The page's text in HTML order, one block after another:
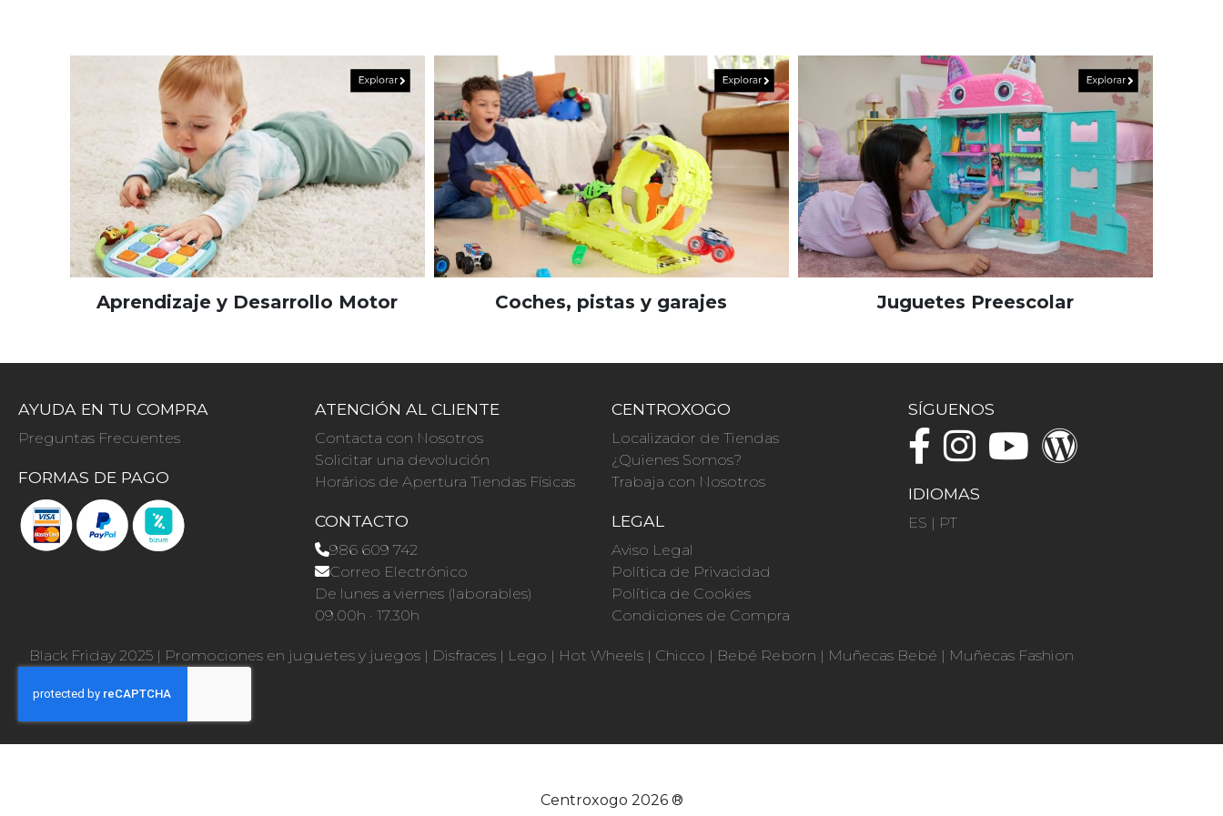
Aprendizaje y Desarrollo Motor Coches, pistas y garajes Juguetes Preescolar
AYUDA EN TU COMPRA
Preguntas Frecuentes
FORMAS DE PAGO
ATENCIÓN AL CLIENTE
Contacta con Nosotros
Solicitar una devolución
Horários de Apertura Tiendas Físicas
CONTACTO
986 609 742
Correo Electrónico
De lunes a viernes (laborables)
09.00h · 17.30h
CENTROXOGO
Localizador de Tiendas
¿Quienes Somos?
Trabaja con Nosotros
LEGAL
Aviso Legal
Política de Privacidad
Política de Cookies
Condiciones de Compra
SÍGUENOS
IDIOMAS
ES | PT
Black Friday 2025 | Promociones en juguetes y juegos | Disfraces | Lego | Hot Wheels | Chicco | Bebé Reborn | Muñecas Bebé | Muñecas Fashion
Centroxogo 2026 ®